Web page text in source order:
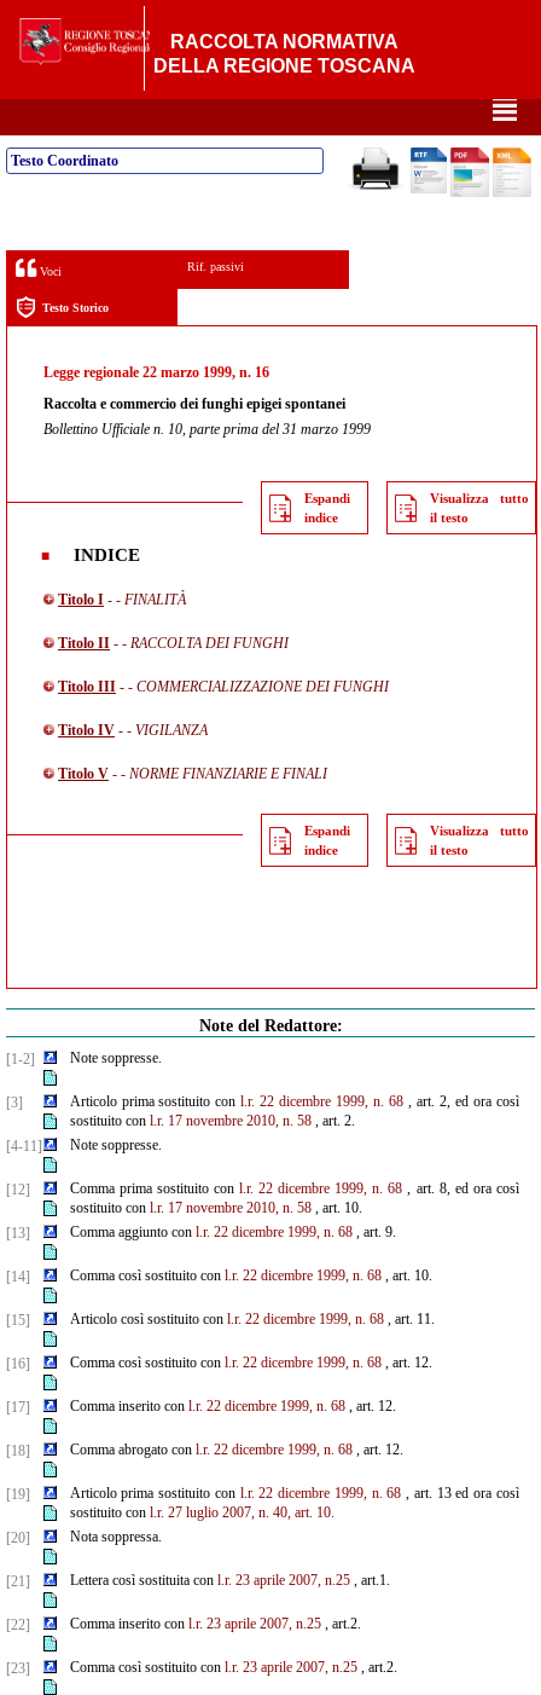
RACCOLTA NORMATIVA
DELLA REGIONE TOSCANA
²
Testo Coordinato
Voci Rif. passivi
Testo Storico
Legge regionale 22 marzo 1999, n. 16
Raccolta e commercio dei funghi epigei spontanei
Bollettino Ufficiale n. 10, parte prima del 31 marzo 1999
Espandi
indice
Visualizza tutto
il testo
INDICE
Titolo I - - FINALITÀ
Titolo II - - RACCOLTA DEI FUNGHI
Titolo III - - COMMERCIALIZZAZIONE DEI FUNGHI
Titolo IV - - VIGILANZA
Titolo V - - NORME FINANZIARIE E FINALI
Espandi
indice
Visualizza tutto
il testo
Note del Redattore:
[1-2] Note soppresse.
[3] Articolo prima sostituito conl.r. 22 dicembre 1999, n. 68 , art. 2, ed ora così
sostituito con l.r. 17 novembre 2010, n. 58, art. 2.
[4-11]
Note soppresse.
[12] Comma prima sostituito con l.r. 22 dicembre 1999, n. 68 , art. 8, ed ora così
sostituito con l.r. 17 novembre 2010, n. 58, art. 10.
[13]
Comma aggiunto con l.r. 22 dicembre 1999, n. 68, art. 9.
[14] Comma così sostituito con l.r. 22 dicembre 1999, n. 68, art. 10.
[15] Articolo così sostituito con l.r. 22 dicembre 1999, n. 68, art. 11.
[16] Comma così sostituito con l.r. 22 dicembre 1999, n. 68, art. 12.
[17] Comma inserito con l.r. 22 dicembre 1999, n. 68, art. 12.
[18] Comma abrogato con l.r. 22 dicembre 1999, n. 68, art. 12.
[19] Articolo prima sostituito con l.r. 22 dicembre 1999, n. 68 , art. 13 ed ora così
sostituito con l.r. 27 luglio 2007, n. 40, art. 10.
[20]
Nota soppressa.
[21] Lettera così sostituita con l.r. 23 aprile 2007, n.25, art.1.
[22] Comma inserito con l.r. 23 aprile 2007, n.25, art.2.
[23] Comma così sostituito con l.r. 23 aprile 2007, n.25, art.2.